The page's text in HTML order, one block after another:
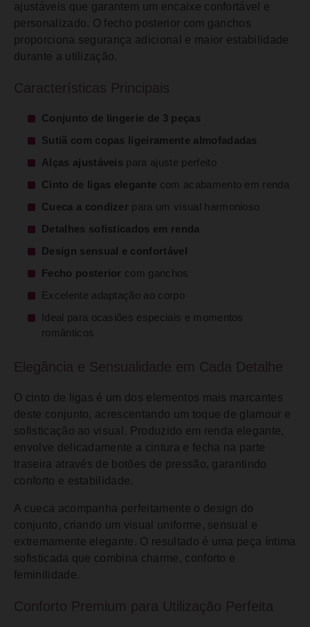
ajustáveis que garantem um encaixe confortável e
personalizado. O fecho posterior com ganchos
proporciona segurança adicional e maior estabilidade
durante a utilização.
Características Principais
Conjunto de lingerie de 3 peças
Sutiã com copas ligeiramente almofadadas
Alças ajustáveis para ajuste perfeito
Cinto de ligas elegante com acabamento em renda
Cueca a condizer para um visual harmonioso
Detalhes sofisticados em renda
Design sensual e confortável
Fecho posterior com ganchos
Excelente adaptação ao corpo
Ideal para ocasiões especiais e momentos
românticos
Elegância e Sensualidade em Cada Detalhe
O cinto de ligas é um dos elementos mais marcantes
deste conjunto, acrescentando um toque de glamour e
sofisticação ao visual. Produzido em renda elegante,
envolve delicadamente a cintura e fecha na parte
traseira através de botões de pressão, garantindo
conforto e estabilidade.
A cueca acompanha perfeitamente o design do
conjunto, criando um visual uniforme, sensual e
extremamente elegante. O resultado é uma peça íntima
sofisticada que combina charme, conforto e
feminilidade.
Conforto Premium para Utilização Perfeita